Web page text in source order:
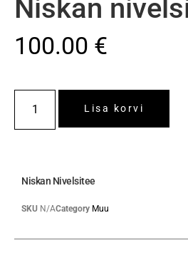
Niskan
100.00 €
Lisa korvi
Niskan Nivelsitee
SKU N/ACategory Muu